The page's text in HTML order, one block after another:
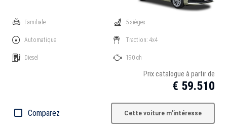
Familiale
Automatique
Diesel
5 sièges
Traction: 4x4
190 ch
Prix catalogue à partir de
€ 59.510
Comparez Cette voiture m'intéresse